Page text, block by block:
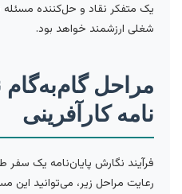
یک متفکر نقاد و حل‌کننده
شغلی ارزشمند خواهد بود.
مراحل گام‌به‌گام
نامه کارآفرینی
فرآیند نگارش پایان‌نامه یک
رعایت مراحل زیر، می‌توانید این